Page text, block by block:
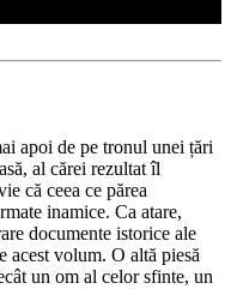
apoi de pe tronul unei țări
al cărei rezultat îl
că ceea ce părea
inamice. Ca atare,
documente istorice ale
acest volum. O altă piesă
un om al celor sfinte, un